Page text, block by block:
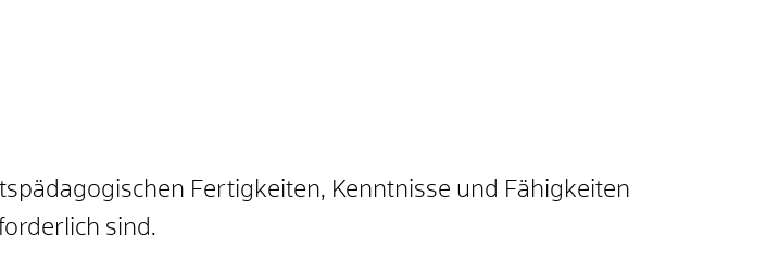
Fertigkeiten, Kenntnisse und Fähigkeiten
sind.